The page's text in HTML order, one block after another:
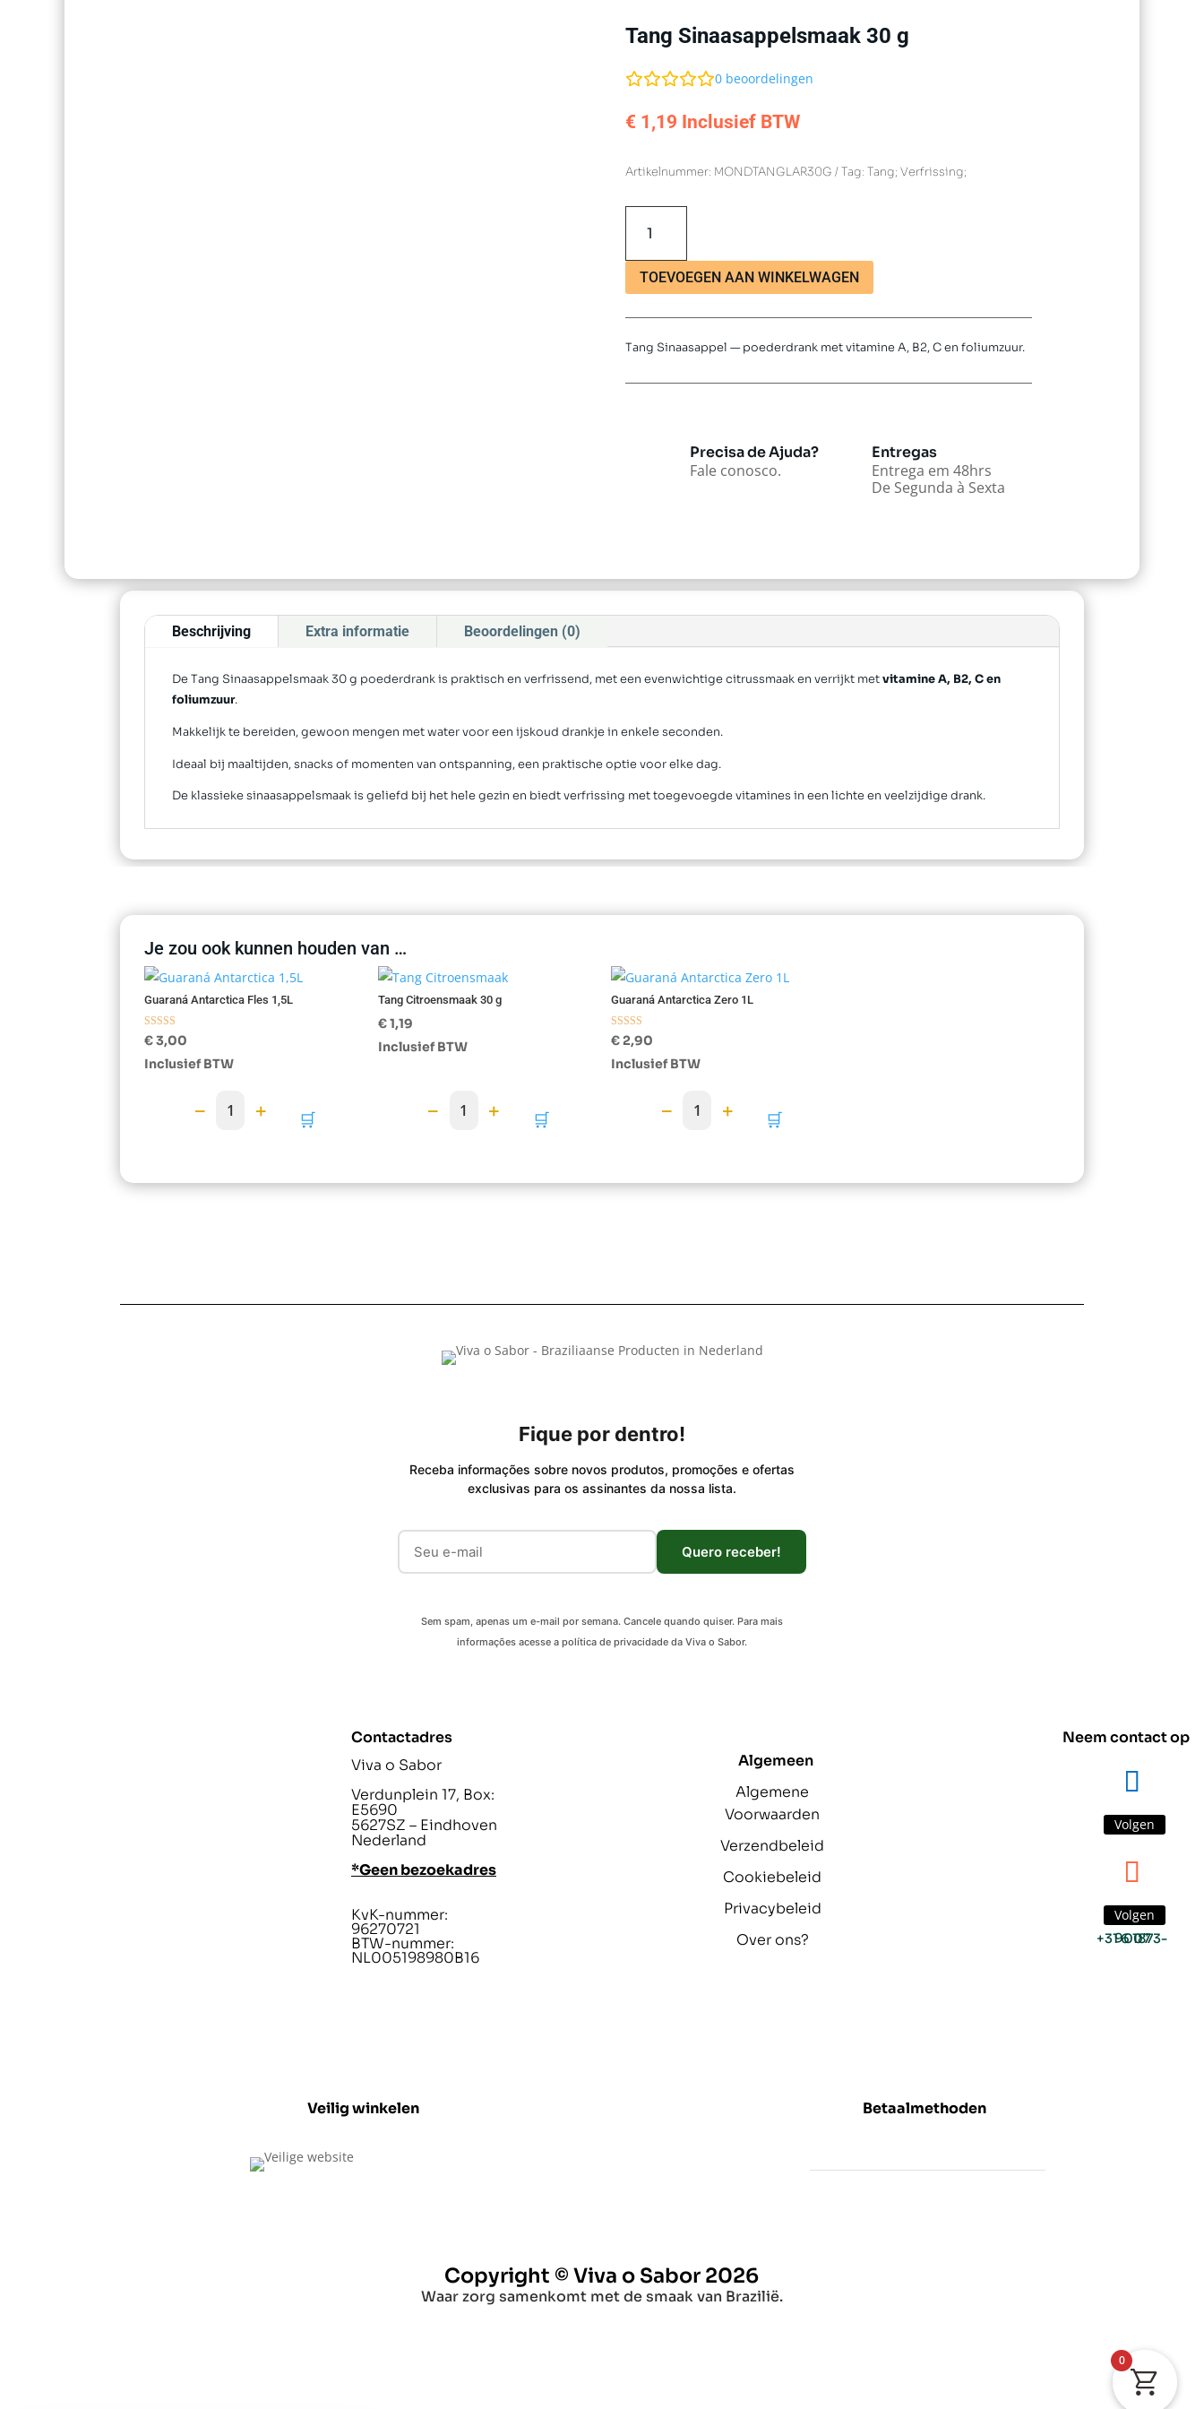
Tang Sinaasappelsmaak 30 g
0 beoordelingen
€ 1,19 Inclusief BTW
Artikelnummer: MONDTANGLAR30G Tag:Tang; Verfrissing;
Sinaasappelsmaak
30
aantal
TOEVOEGEN AAN WINKELWAGEN
Tang Sinaasappel — poederdrank met vitamine A, B2, C en foliumzuur.
Precisa de Ajuda?
Fale conosco.
Entregas
Entrega em 48hrs
De Segunda à Sexta
Beschrijving Extra informatie Beoordelingen (0)
De Tang Sinaasappelsmaak 30 g poederdrank is praktisch en verfrissend, met een evenwichtige citrussmaak en verrijkt metvitamine A, B2, C en
foliumzuur.
Makkelijk te bereiden, gewoon mengen met water voor een ijskoud drankje in enkele seconden.
Ideaal bij maaltijden, snacks of momenten van ontspanning, een praktische optie voor elke dag.
De klassieke sinaasappelsmaak is geliefd bij het hele gezin en biedt verfrissing met toegevoegde vitamines in een lichte en veelzijdige drank.
Je zou ook kunnen houden van …
Guaraná Antarctica Fles 1,5L
Gewaardeerd
5.00
uit 5
€3,00
Inclusief BTW
− 1 + 🛒
Tang Citroensmaak 30 g
€1,19
Inclusief BTW
− 1 + 🛒
Guaraná Antarctica Zero 1L
Gewaardeerd
5.00
uit 5
€2,90
Inclusief BTW
− 1 + 🛒
Fique por dentro!
Receba informações sobre novos produtos, promoções e ofertas
exclusivas para os assinantes da nossa lista.
Quero receber!
Sem spam, apenas um e-mail por semana. Cancele quando quiser. Para mais
informações acesse a política de privacidade da Viva o Sabor.
Contactadres
Viva o Sabor
Verdunplein 17, Box:
E5690
5627SZ – Eindhoven
Nederland
*Geen bezoekadres
KvK-nummer:
96270721
BTW-nummer:
NL005198980B16
Algemeen
Algemene
Voorwaarden
Verzendbeleid
Cookiebeleid
Privacybeleid
Over ons?
Neem contact op
Volgen
Volgen
+31 6 1873-9007
Veilig winkelen Betaalmethoden
Copyright © Viva o Sabor 2026
Waar zorg samenkomt met de smaak van Brazilië.
0